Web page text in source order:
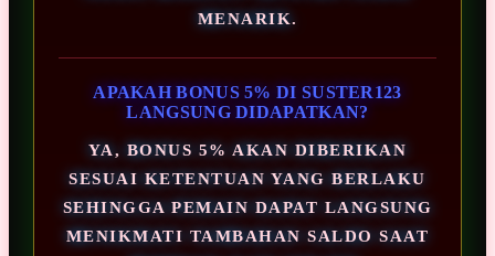
MENARIK.
APAKAH BONUS 5% DI SUSTER123
LANGSUNG DIDAPATKAN?
YA, BONUS 5% AKAN DIBERIKAN
SESUAI KETENTUAN YANG BERLAKU
SEHINGGA PEMAIN DAPAT LANGSUNG
MENIKMATI TAMBAHAN SALDO SAAT